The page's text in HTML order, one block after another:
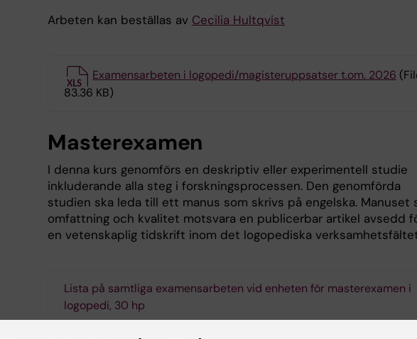
Arbeten kan beställas av Cecilia Hultqvist
Examensarbeten i logopedi/magisteruppsatser t.om. 2026
83.36 KB)
Masterexamen
I denna kurs genomförs en deskriptiv eller experimentell studie
inkluderande alla steg i forskningsprocessen. Den genomförda
studien ska leda till ett manus som skrivs på engelska. Manuset
omfattning och kvalitet motsvara en publicerbar artikel avsedd
en vetenskaplig tidskrift inom det logopediska
Lista på samtliga examensarbeten vid enheten för masterexamen i
logopedi, 30 hp